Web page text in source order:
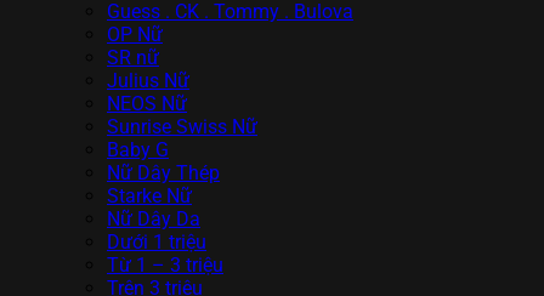
Guess . CK . Tommy . Bulova
OP Nữ
SR nữ
Julius Nữ
NEOS Nữ
Sunrise Swiss Nữ
Baby G
Nữ Dây Thép
Starke Nữ
Nữ Dây Da
Dưới 1 triệu
Từ 1 – 3 triệu
Trên 3 triệu